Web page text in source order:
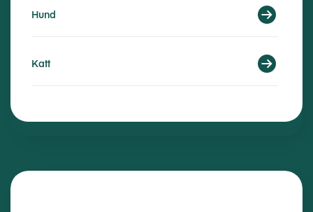
Hund
Katt